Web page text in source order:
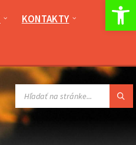
KONTAKTY
VYHĽADÁVANIE: